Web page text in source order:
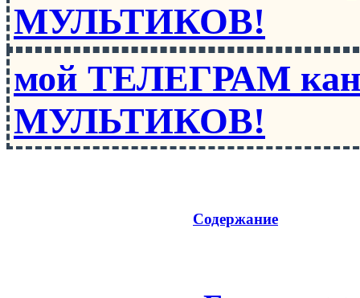
МУЛЬТИКОВ!
мой ТЕЛЕГРАМ
МУЛЬТИКОВ!
Содержание